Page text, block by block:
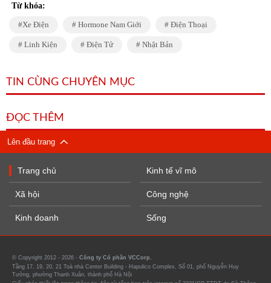
Từ khóa:
Xe Điện Hormone Nam Giới Điện Thoại
Linh Kiện Điện Tử Nhật Bản
TIN CÙNG CHUYÊN MỤC
ĐỌC THÊM
Lên đầu trang
Trang chủ
Xã hội
Kinh doanh
Kinh tế vĩ mô
Công nghệ
Sống
© Copyright 2012 - 2026 - Công ty Cổ phần VCCorp.
Tầng 17, 19, 20, 21 Toà nhà Center Building - Hapulico Complex, Số 01, phố Nguyễn Huy
Tưởng, phường Thanh Xuân, thành phố Hà Nội